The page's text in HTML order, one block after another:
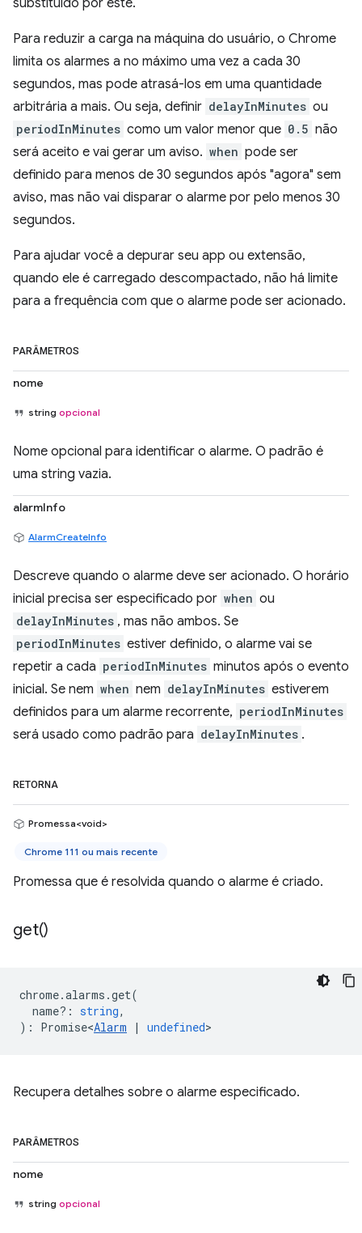
substituído por este.
Para reduzir a carga na máquina do usuário, o Chrome
limita os alarmes a no máximo uma vez a cada 30
segundos, mas pode atrasá-los em uma quantidade
arbitrária a mais. Ou seja, definir delayInMinutes ou
periodInMinutes como um valor menor que 0.5 não
será aceito e vai gerar um aviso. when pode ser
definido para menos de 30 segundos após "agora" sem
aviso, mas não vai disparar o alarme por pelo menos 30
segundos.
Para ajudar você a depurar seu app ou extensão,
quando ele é carregado descompactado, não há limite
para a frequência com que o alarme pode ser acionado.
PARÂMETROS
nome
string opcional
Nome opcional para identificar o alarme. O padrão é
uma string vazia.
alarmInfo
AlarmCreateInfo
Descreve quando o alarme deve ser acionado. O horário
inicial precisa ser especificado por when ou
delayInMinutes , mas não ambos. Se
periodInMinutes estiver definido, o alarme vai se
repetir a cada periodInMinutes minutos após o evento
inicial. Se nem when nem delayInMinutes estiverem
definidos para um alarme recorrente, periodInMinutes
será usado como padrão para delayInMinutes .
RETORNA
Promessa<void>
Chrome 111 ou mais recente
Promessa que é resolvida quando o alarme é criado.
get()
chrome.alarms .get(
name? : string,
) : Promise<Alarm | undefined>
Recupera detalhes sobre o alarme especificado.
PARÂMETROS
nome
string opcional